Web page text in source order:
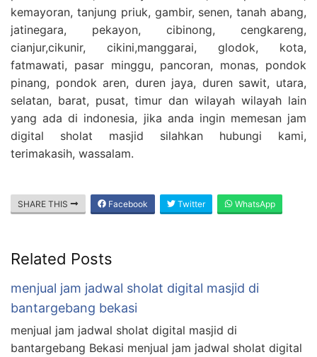
kemayoran, tanjung priuk, gambir, senen, tanah abang,
jatinegara, pekayon, cibinong, cengkareng,
cianjur,cikunir, cikini,manggarai, glodok, kota,
fatmawati, pasar minggu, pancoran, monas, pondok
pinang, pondok aren, duren jaya, duren sawit, utara,
selatan, barat, pusat, timur dan wilayah wilayah lain
yang ada di indonesia, jika anda ingin memesan jam
digital sholat masjid silahkan hubungi kami,
terimakasih, wassalam.
SHARE THIS Facebook Twitter WhatsApp
Related Posts
menjual jam jadwal sholat digital masjid di
bantargebang bekasi
menjual jam jadwal sholat digital masjid di
bantargebang Bekasi menjual jam jadwal sholat digital